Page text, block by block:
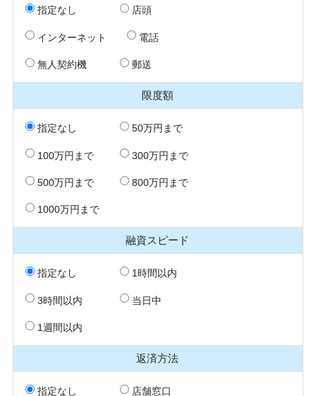
指定なし 店頭
インターネット 電話
無人契約機 郵送
限度額
指定なし 50万円まで
100万円まで 300万円まで
500万円まで 800万円まで
1000万円まで
融資スピード
指定なし 1時間以内
3時間以内 当日中
1週間以内
返済方法
指定なし 店舗窓口